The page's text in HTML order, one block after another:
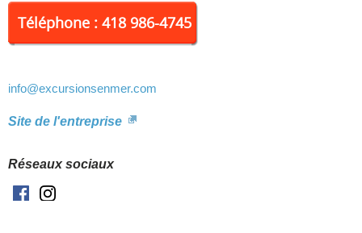
Téléphone : 418 986-4745
info@excursionsenmer.com
Site de l'entreprise
Réseaux sociaux
Facebook